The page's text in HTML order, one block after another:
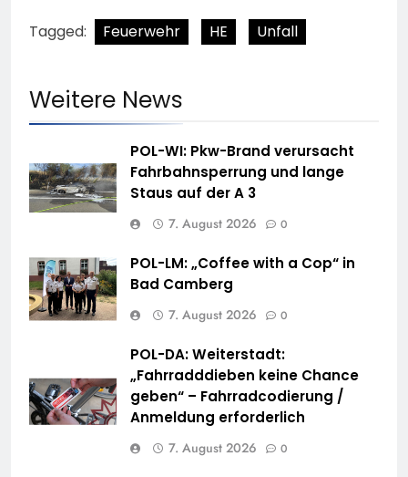
Tagged: Feuerwehr HE Unfall
Weitere News
POL-WI: Pkw-Brand verursacht
Fahrbahnsperrung und lange
Staus auf der A 3
7. August 2026 0
POL-LM: „Coffee with a Cop“ in
Bad Camberg
7. August 2026 0
POL-DA: Weiterstadt:
„Fahrradddieben keine Chance
geben“ – Fahrradcodierung /
Anmeldung erforderlich
7. August 2026 0